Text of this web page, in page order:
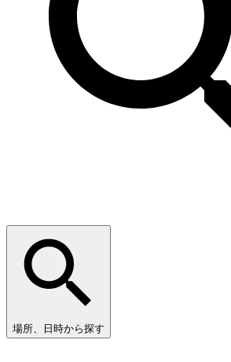
場所、日時から探す